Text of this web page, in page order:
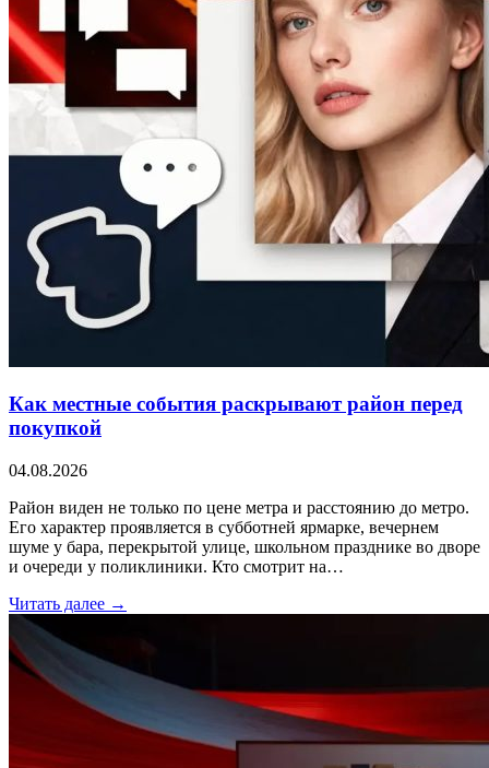
Как местные события раскрывают район перед
покупкой
04.08.2026
Район виден не только по цене метра и расстоянию до метро.
Его характер проявляется в субботней ярмарке, вечернем
шуме у бара, перекрытой улице, школьном празднике во дворе
и очереди у поликлиники. Кто смотрит на…
Читать далее →